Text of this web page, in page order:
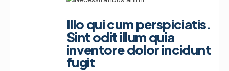
Illo qui cum perspiciatis.
Sint odit illum quia
inventore dolor incidunt
fugit